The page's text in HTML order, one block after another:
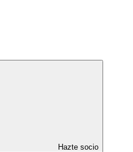
Hazte socio